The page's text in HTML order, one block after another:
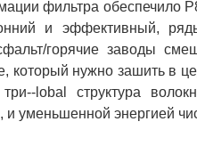
фильтра обеспечило
и эффективный,
горячие заводы
который нужно зашить в
lobal структура
уменьшенной энергией